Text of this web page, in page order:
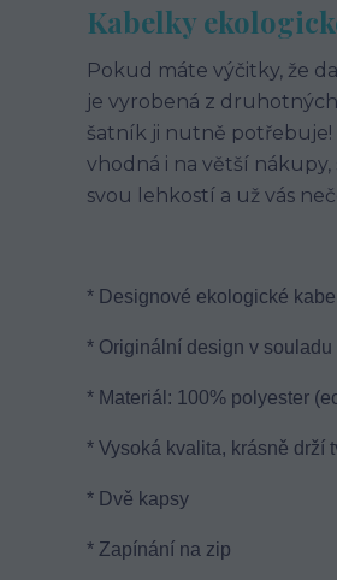
Kabelky
Pokud máte výčitky, že
je vyrobená z druhotných
šatník ji nutně potřebuje!
vhodná i na větší nákupy,
svou lehkostí a už vás
* Designové ekologické
* Originální design v
* Materiál: 100% polyester
* Vysoká kvalita, krásně drží
* Dvě kapsy
* Zapínání na zip